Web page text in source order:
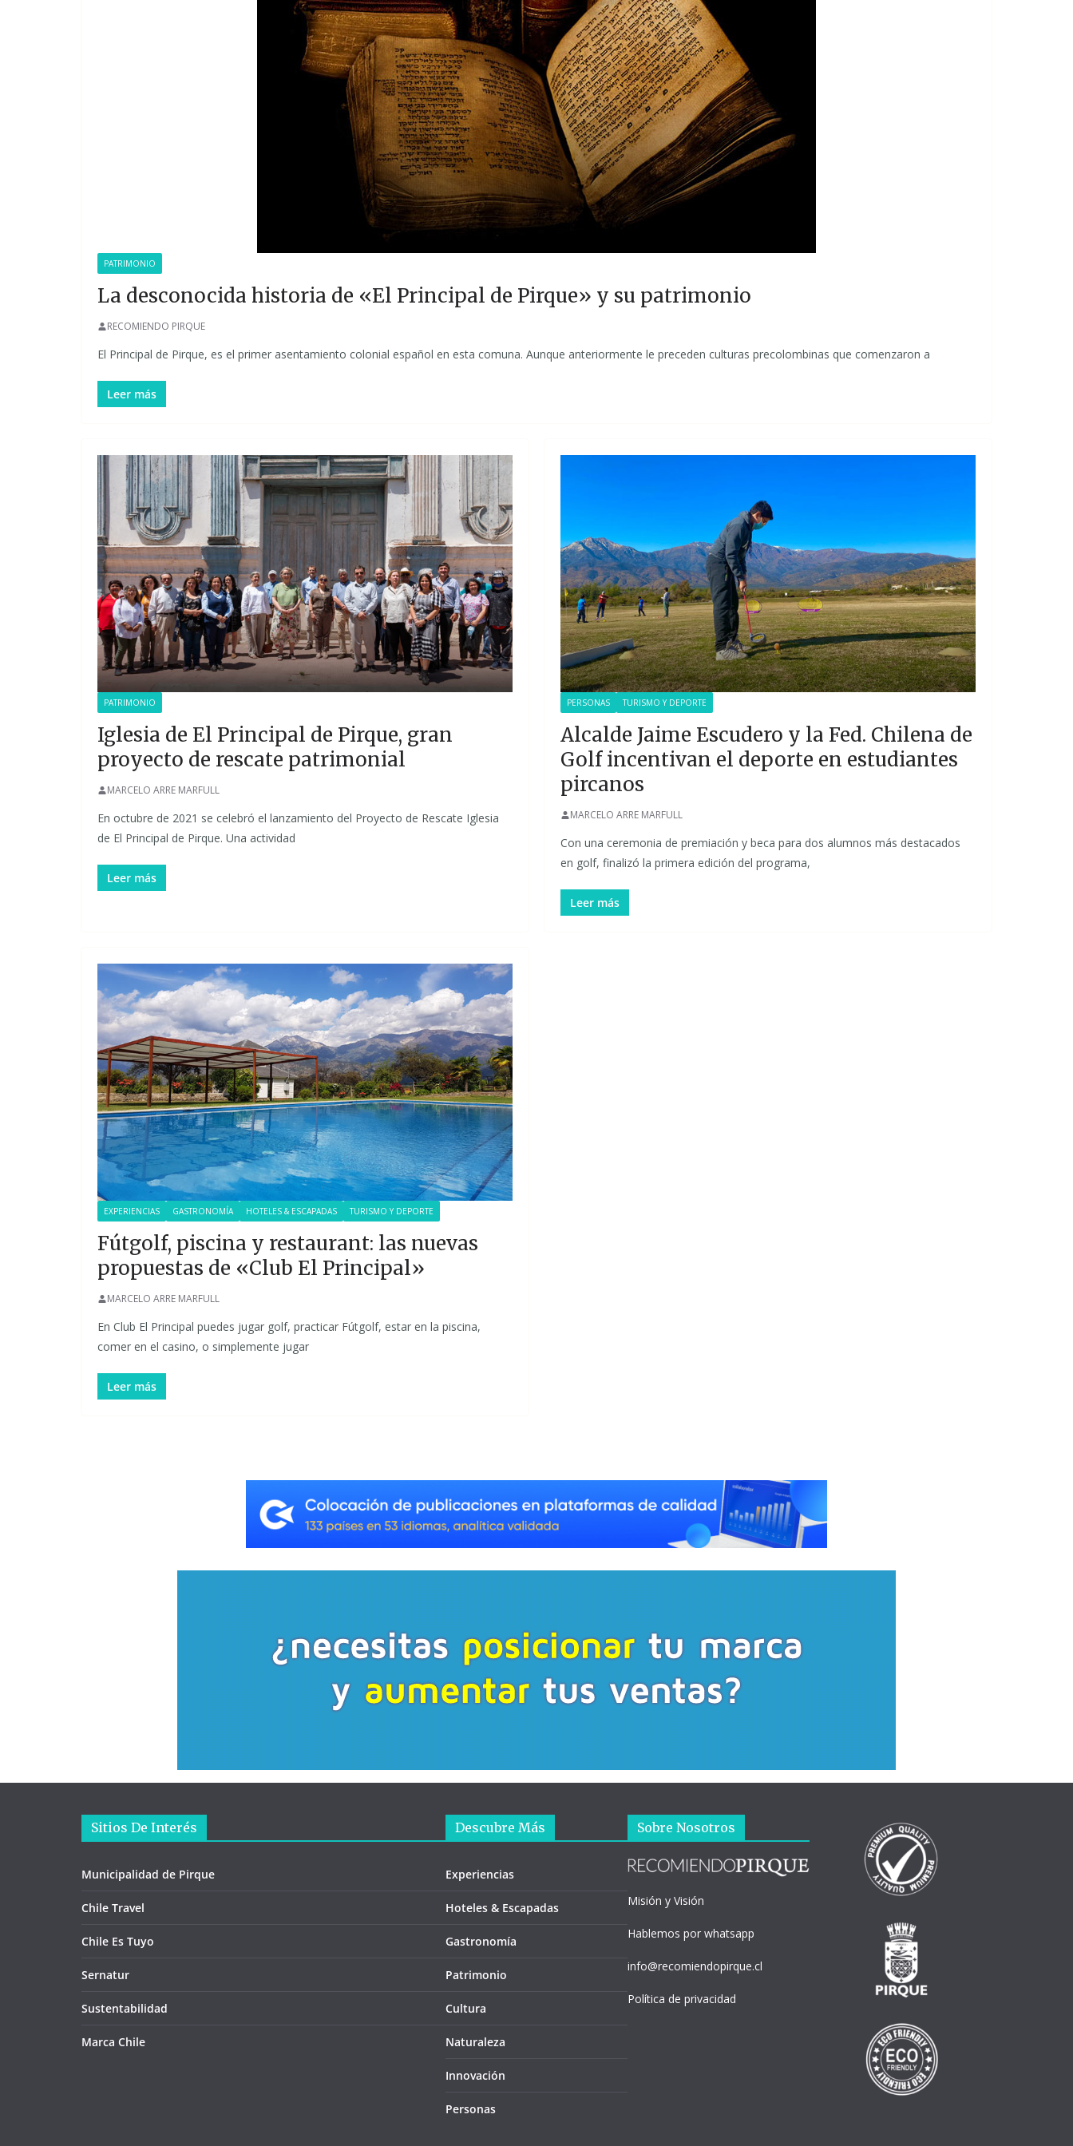
PATRIMONIO
La desconocida historia de «El Principal de Pirque» y su patrimonio
RECOMIENDO PIRQUE
El Principal de Pirque, es el primer asentamiento colonial español en esta comuna. Aunque anteriormente le preceden culturas precolombinas que comenzaron a
Leer más
PATRIMONIO
Iglesia de El Principal de Pirque, gran
proyecto de rescate patrimonial
MARCELO ARRE MARFULL
En octubre de 2021 se celebró el lanzamiento del Proyecto de Rescate Iglesia
de El Principal de Pirque. Una actividad
Leer más
PERSONAS TURISMO Y DEPORTE
Alcalde Jaime Escudero y la Fed. Chilena de
Golf incentivan el deporte en estudiantes
pircanos
MARCELO ARRE MARFULL
Con una ceremonia de premiación y beca para dos alumnos más destacados
en golf, finalizó la primera edición del programa,
Leer más
EXPERIENCIAS GASTRONOMÍA HOTELES & ESCAPADAS TURISMO Y DEPORTE
Fútgolf, piscina y restaurant: las nuevas
propuestas de «Club El Principal»
MARCELO ARRE MARFULL
En Club El Principal puedes jugar golf, practicar Fútgolf, estar en la piscina,
comer en el casino, o simplemente jugar
Leer más
Sitios De Interés
Municipalidad de Pirque
Chile Travel
Chile Es Tuyo
Sernatur
Sustentabilidad
Marca Chile
Descubre Más
Experiencias
Hoteles & Escapadas
Gastronomía
Patrimonio
Cultura
Naturaleza
Innovación
Personas
Sobre Nosotros
Misión y Visión
Hablemos por whatsapp
info@recomiendopirque.cl
Política de privacidad